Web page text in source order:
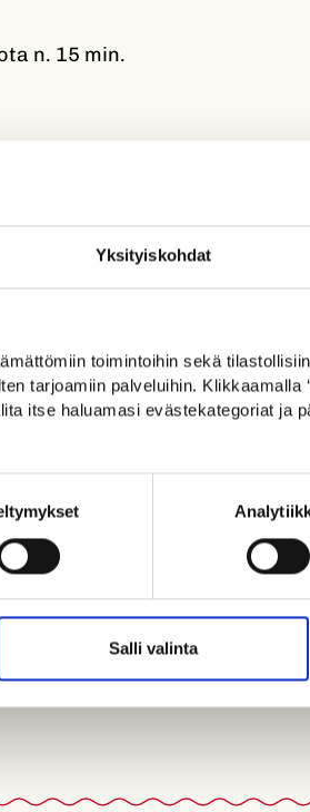
Yksityiskohdat
toimintoihin sekä
tarjoamiin palveluihin. Klikkaamalla
itse haluamasi evästekategoriat ja
Salli valinta
n. 15 min.
turvota 5 minuuttia.